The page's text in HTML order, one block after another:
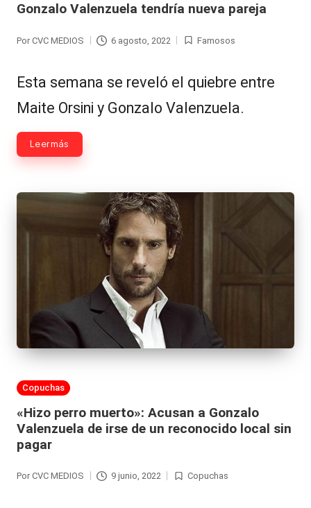
á
n
ul
a
C
hi
le
n
a
R
al
it
y
s,
T
V
y
Hermano
-
-
Exclusivas
-
Tv
y
redes
Gonzalo Valenzuela tendría nueva pareja
Por CVC MEDIOS 6 agosto, 2022
Publicada
Famosos
Esta semana se reveló el quiebre entre
Maite Orsini y Gonzalo Valenzuela.
Leer más
Publicada
Copuchas
«Hizo perro muerto»: Acusan a Gonzalo
Valenzuela de irse de un reconocido local sin
pagar
Por CVC MEDIOS 9 junio, 2022
Publicada
Copuchas